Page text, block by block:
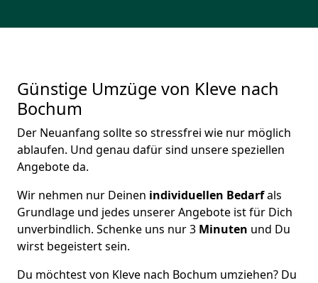
Günstige Umzüge von Kleve nach
Bochum
Der Neuanfang sollte so stressfrei wie nur möglich
ablaufen. Und genau dafür sind unsere speziellen
Angebote da.
Wir nehmen nur Deinen individuellen Bedarfals
Grundlage und jedes unserer Angebote ist für Dich
unverbindlich. Schenke uns nur 3 Minuten und Du
wirst begeistert sein.
Du möchtest von Kleve nach Bochum umziehen? Du